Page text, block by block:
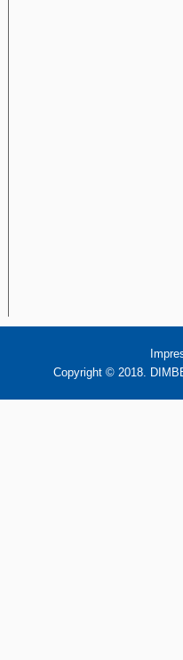
Copyright © 2018.